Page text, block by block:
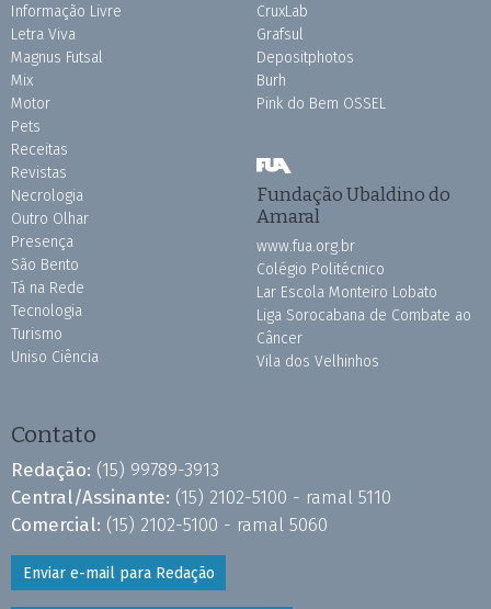
Informação Livre
Letra Viva
Magnus Futsal
Mix
Motor
Pets
Receitas
Revistas
Necrologia
Outro Olhar
Presença
São Bento
Tá na Rede
Tecnologia
Turismo
Uniso Ciência
CruxLab
Grafsul
Depositphotos
Burh
Pink do Bem OSSEL
Fundação Ubaldino do
Amaral
www.fua.org.br
Colégio Politécnico
Lar Escola Monteiro Lobato
Liga Sorocabana de Combate ao
Câncer
Vila dos Velhinhos
Contato
Redação: (15) 99789-3913
Central/Assinante: (15) 2102-5100 - ramal 5110
Comercial: (15) 2102-5100 - ramal 5060
Enviar e-mail para Redação